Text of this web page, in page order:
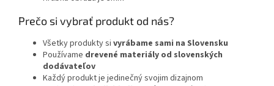
Prečo si vybrať produkt od nás?
Všetky produkty si vyrábame sami na Slovensku
Používame drevené materiály od slovenských
dodávateľov
Každý produkt je jedinečný svojim dizajnom